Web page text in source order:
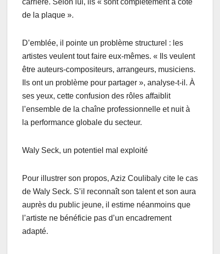
carrière. Selon lui, ils « sont complètement à côté
de la plaque ».
D’emblée, il pointe un problème structurel : les
artistes veulent tout faire eux-mêmes. « Ils veulent
être auteurs-compositeurs, arrangeurs, musiciens.
Ils ont un problème pour partager », analyse-t-il. À
ses yeux, cette confusion des rôles affaiblit
l’ensemble de la chaîne professionnelle et nuit à
la performance globale du secteur.
Waly Seck, un potentiel mal exploité
Pour illustrer son propos, Aziz Coulibaly cite le cas
de Waly Seck. S’il reconnaît son talent et son aura
auprès du public jeune, il estime néanmoins que
l’artiste ne bénéficie pas d’un encadrement
adapté.